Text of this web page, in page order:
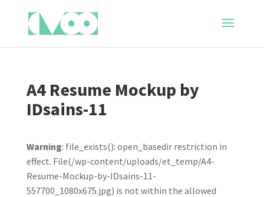
A4 Resume Mockup by
IDsains-11
Warning: file_exists(): open_basedir restriction in
effect. File(/wp-content/uploads/et_temp/A4-
Resume-Mockup-by-IDsains-11-
557700_1080x675.jpg) is not within the allowed